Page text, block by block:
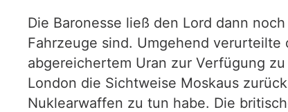
Die Baronesse ließ den Lord dann
Fahrzeuge sind. Umgehend
abgereichertem Uran zur Verfügung
London die Sichtweise Moskaus
Nuklearwaffen zu tun habe. Die